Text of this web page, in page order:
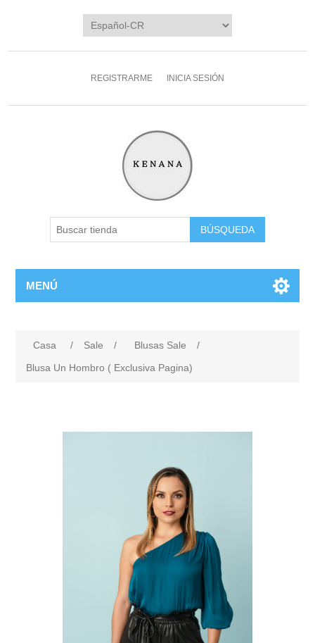
REGISTRARME INICIA SESIÓN
MENÚ
Casa / Sale / Blusas Sale
/
Blusa Un Hombro ( Exclusiva Pagina)